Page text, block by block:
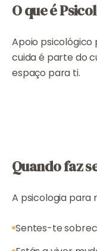
O que é
Apoio psicológico
cuida é parte do
espaço para ti.
Quando faz
A psicologia para
Sentes-te